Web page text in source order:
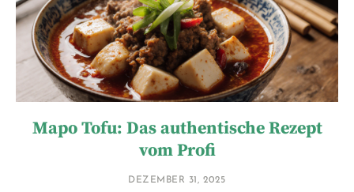
Mapo Tofu: Das authentische Rezept
vom Profi
DEZEMBER 31, 2025